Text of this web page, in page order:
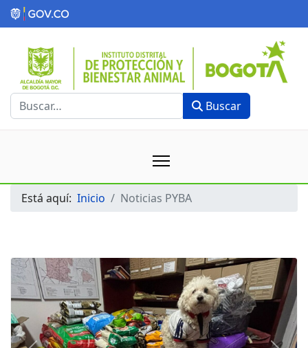
Buscar Buscar
Está aquí: Inicio Noticias PYBA